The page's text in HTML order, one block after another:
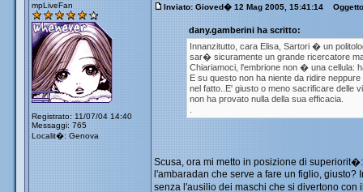
mpLiveFan
Registrato: 11/07/04 14:40
Messaggi: 765
Localit�: Genova
Inviato: Gioved� 12 Mag 2005, 15:41:14
dany.gamberini ha scritto:
Innanzitutto, cara Elisa, Sartori � un
sar� sicuramente un grande ricercatore
Chiariamoci, l'embrione non � una cellula:
E su questo non ha niente da ridire
nel fatto..E' giusto o meno sacrificare delle
non ha provato nulla della sua efficacia.
Scusa, ora mi metto in posizione di
l'ambaradan che serve a fare un figlio,
senza l'ausilio dei maschi che si divertono